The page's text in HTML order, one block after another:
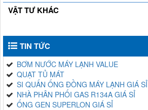
VẬT TƯ KHÁC
TIN TỨC
BƠM NƯỚC MÁY LẠNH VALUE
QUẠT TỦ MÁT
SI QUẤN ỐNG ĐỒNG MÁY LẠNH GIÁ SỈ
NHÀ PHÂN PHỐI GAS R134A GIÁ SỈ
ỐNG GEN SUPERLON GIÁ SỈ